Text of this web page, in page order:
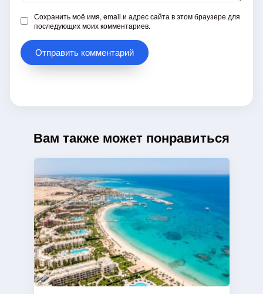
Сохранить моё имя, email и адрес сайта в этом браузере для
последующих моих комментариев.
Вам также может понравиться